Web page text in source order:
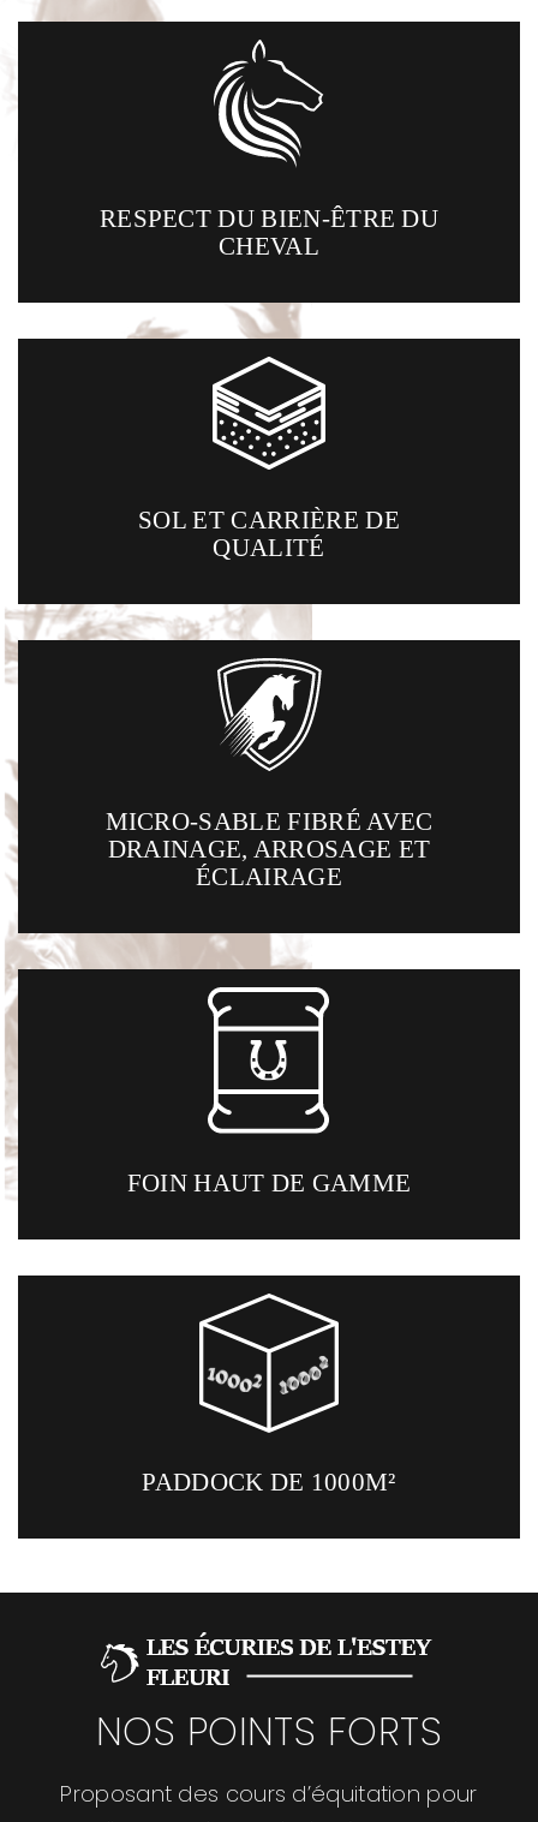
RESPECT DU BIEN-ÊTRE DU
CHEVAL
SOL ET CARRIÈRE DE
QUALITÉ
MICRO-SABLE FIBRÉ AVEC
DRAINAGE, ARROSAGE ET
ÉCLAIRAGE
FOIN HAUT DE GAMME
PADDOCK DE 1000M²
NOS POINTS FORTS
Proposant des cours d’équitation pour